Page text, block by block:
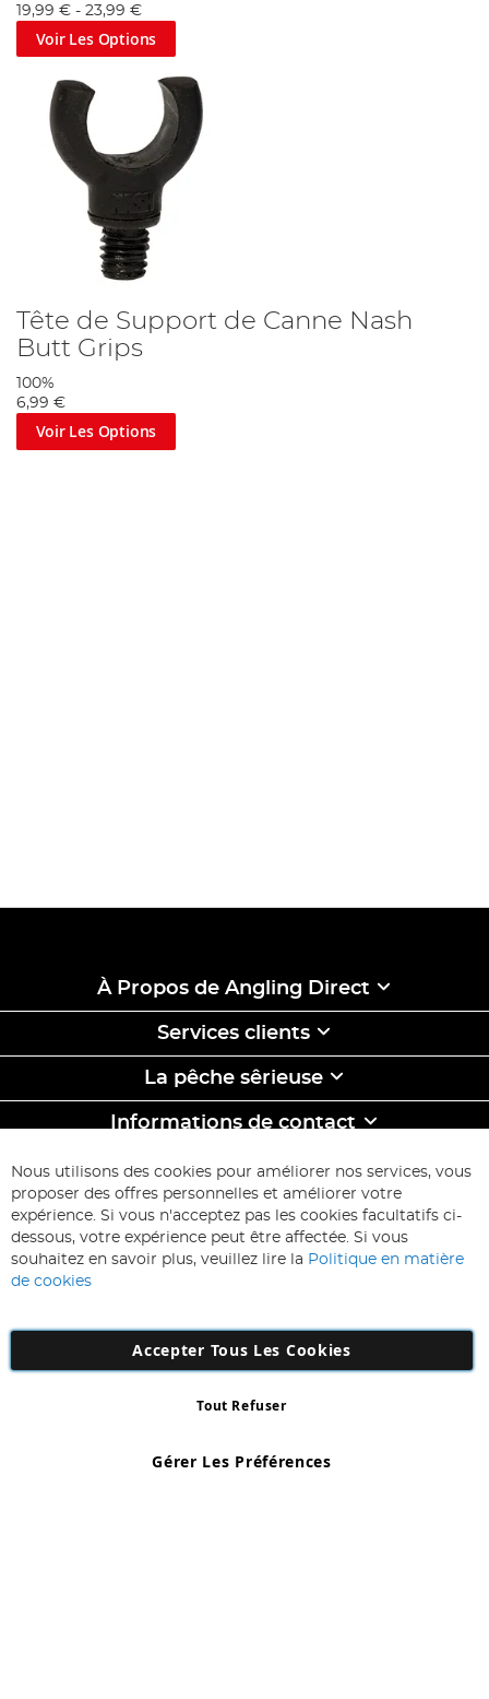
19,99 € - 23,99 €
Voir Les Options
Tête de Support de Canne Nash
Butt Grips
100%
6,99 €
Voir Les Options
À Propos de Angling Direct
Services clients
La pêche sêrieuse
Informations de contact
ABONNEZ-VOUS & ECONOMISEZ
Inscription
à
d’information
:
Inscription
Number: 863029607
Nous utilisons des cookies pour améliorer nos services, vous
proposer des offres personnelles et améliorer votre
expérience. Si vous n'acceptez pas les cookies facultatifs ci-
dessous, votre expérience peut être affectée. Si vous
souhaitez en savoir plus, veuillez lire la Politique en matière
de cookies
Accepter Tous Les Cookies
Gérer Les Préférences
Tout Refuser